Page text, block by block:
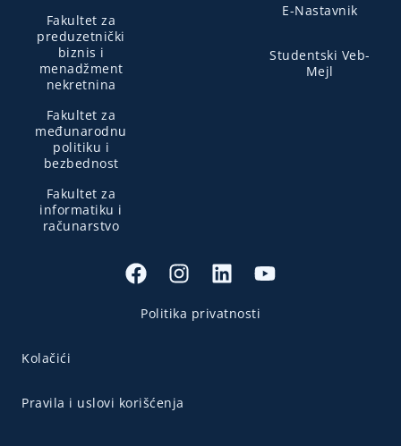
Fakultet za
preduzetnički
biznis i
menadžment
nekretnina
Fakultet za
međunarodnu
politiku i
bezbednost
Fakultet za
informatiku i
računarstvo
E-Nastavnik
Studentski Veb-
Mejl
Politika privatnosti
Kolačići
Pravila i uslovi korišćenja